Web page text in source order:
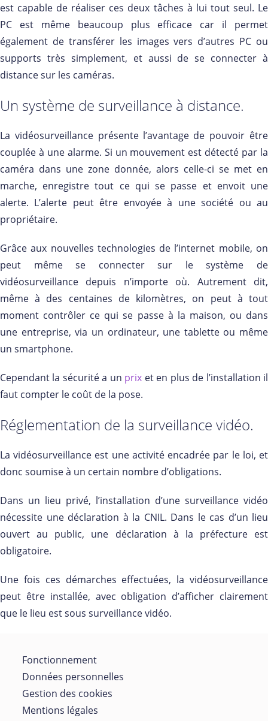
est capable de réaliser ces deux tâches à lui tout seul. Le
PC est même beaucoup plus efficace car il permet
également de transférer les images vers d’autres PC ou
supports très simplement, et aussi de se connecter à
distance sur les caméras.
Un système de surveillance à distance.
La vidéosurveillance présente l’avantage de pouvoir être
couplée à une alarme. Si un mouvement est détecté par la
caméra dans une zone donnée, alors celle-ci se met en
marche, enregistre tout ce qui se passe et envoit une
alerte. L’alerte peut être envoyée à une société ou au
propriétaire.
Grâce aux nouvelles technologies de l’internet mobile, on
peut même se connecter sur le système de
vidéosurveillance depuis n’importe où. Autrement dit,
même à des centaines de kilomètres, on peut à tout
moment contrôler ce qui se passe à la maison, ou dans
une entreprise, via un ordinateur, une tablette ou même
un smartphone.
Cependant la sécurité a un prix et en plus de l’installation il
faut compter le coût de la pose.
Réglementation de la surveillance vidéo.
La vidéosurveillance est une activité encadrée par le loi, et
donc soumise à un certain nombre d’obligations.
Dans un lieu privé, l’installation d’une surveillance vidéo
nécessite une déclaration à la CNIL. Dans le cas d’un lieu
ouvert au public, une déclaration à la préfecture est
obligatoire.
Une fois ces démarches effectuées, la vidéosurveillance
peut être installée, avec obligation d’afficher clairement
que le lieu est sous surveillance vidéo.
Fonctionnement
Données personnelles
Gestion des cookies
Mentions légales